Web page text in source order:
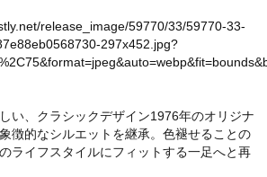
release_image/59770/33/59770-33-
297x452.jpg?
い、クラシックデザイン1976年のオリジナ
徴的なシルエットを継承。色褪せることの
ライフスタイルにフィットする一足へと再